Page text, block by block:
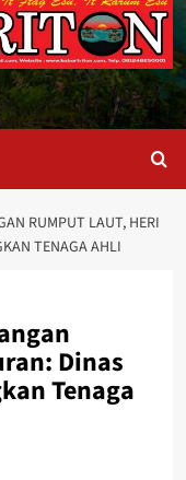
RUMPUT LAUT, HERI
TENAGA AHLI
Dinas
Tenaga